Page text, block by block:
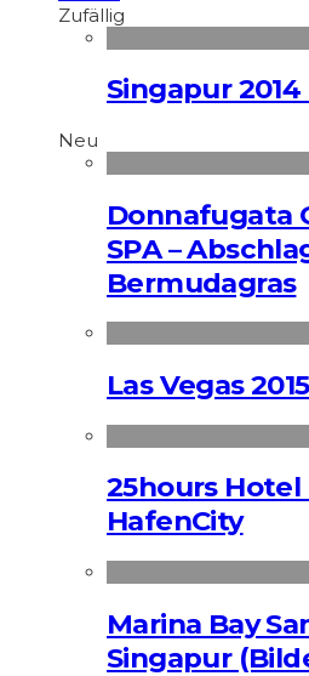
Zufällig
Singapur
Neu
Donnafugata
SPA –
Bermudagras
Las Vegas
25hours
HafenCity
Marina Bay
Singapur